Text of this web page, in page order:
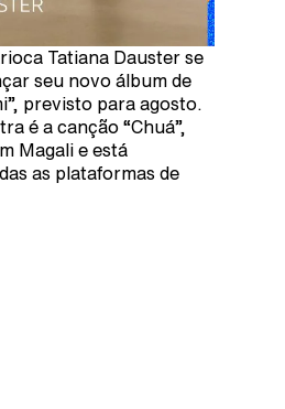
Tatiana Dauster se
seu novo álbum de
previsto para agosto.
é a canção “Chuá”,
Magali e está
as plataformas de